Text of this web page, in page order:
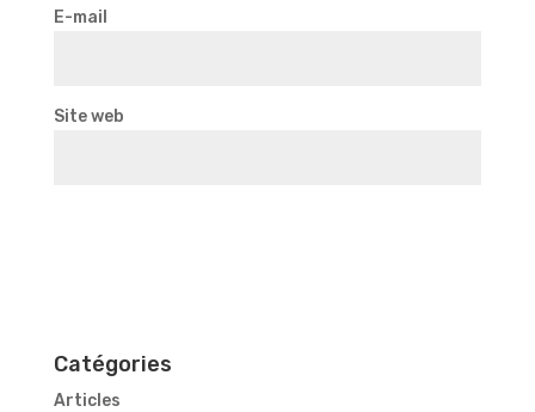
E-mail
Site web
Catégories
Articles